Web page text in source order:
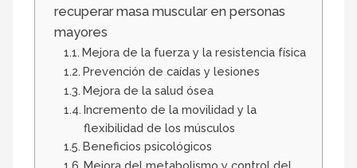
recuperar masa muscular en personas
mayores
Mejora de la fuerza y la resistencia física
Prevención de caídas y lesiones
Mejora de la salud ósea
Incremento de la movilidad y la
flexibilidad de los músculos
Beneficios psicológicos